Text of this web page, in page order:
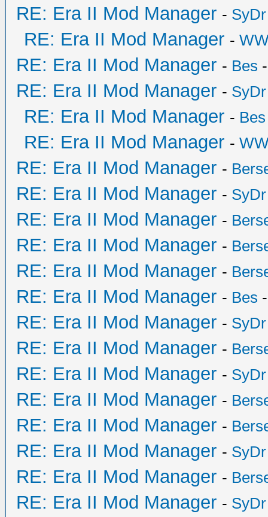
RE: Era II Mod Manager - SyDr
RE: Era II Mod Manager -
RE: Era II Mod Manager - Bes
RE: Era II Mod Manager - SyDr
RE: Era II Mod Manager - Bes
RE: Era II Mod Manager -
RE: Era II Mod Manager -
RE: Era II Mod Manager - SyDr
RE: Era II Mod Manager -
RE: Era II Mod Manager -
RE: Era II Mod Manager -
RE: Era II Mod Manager - Bes
RE: Era II Mod Manager - SyDr
RE: Era II Mod Manager -
RE: Era II Mod Manager - SyDr
RE: Era II Mod Manager -
RE: Era II Mod Manager -
RE: Era II Mod Manager - SyDr
RE: Era II Mod Manager -
RE: Era II Mod Manager - SyDr